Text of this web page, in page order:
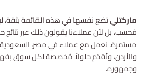
ماركتليتضع نفسها في هذه القائمة بثقة،
فحسب، بل لأن عملاءنا يقولون ذلك عبر
مستمرة. نعمل مع عملاء في مصر، السعودية،
والأردن، ونُقدّم حلولاً مُخصصة لكل سوق
وجمهوره.